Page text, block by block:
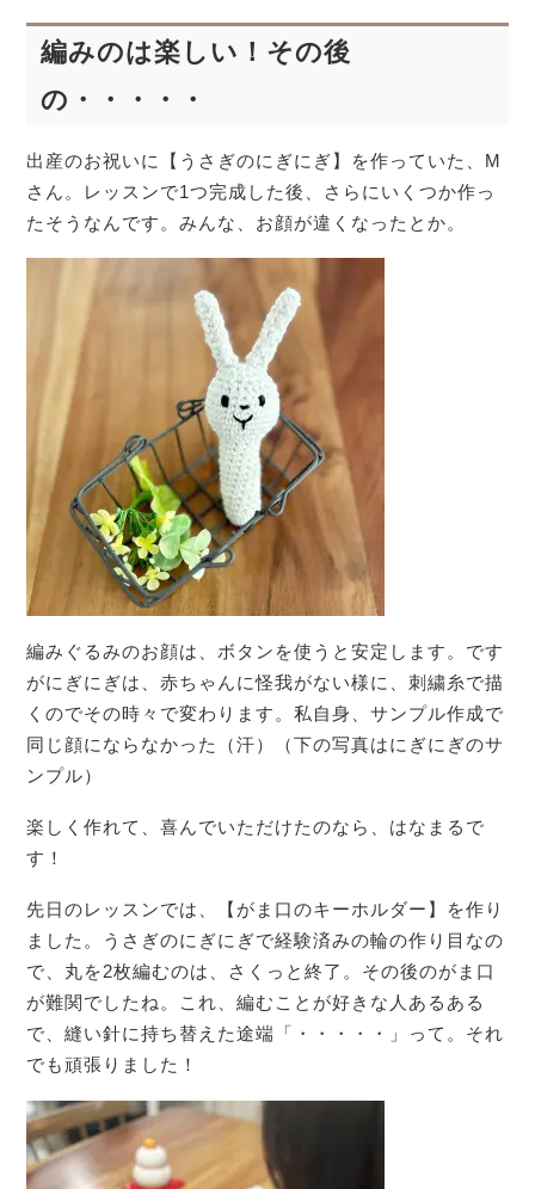
編みのは楽しい！その後
の・・・・・
出産のお祝いに【うさぎのにぎにぎ】を作っていた、M
さん。レッスンで1つ完成した後、さらにいくつか作っ
たそうなんです。みんな、お顔が違くなったとか。
編みぐるみのお顔は、ボタンを使うと安定します。です
がにぎにぎは、赤ちゃんに怪我がない様に、刺繍糸で描
くのでその時々で変わります。私自身、サンプル作成で
同じ顔にならなかった（汗）（下の写真はにぎにぎのサ
ンプル）
楽しく作れて、喜んでいただけたのなら、はなまるで
す！
先日のレッスンでは、【がま口のキーホルダー】を作り
ました。うさぎのにぎにぎで経験済みの輪の作り目なの
で、丸を2枚編むのは、さくっと終了。その後のがま口
が難関でしたね。これ、編むことが好きな人あるある
で、縫い針に持ち替えた途端「・・・・・」って。それ
でも頑張りました！